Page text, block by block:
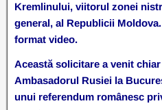
Kremlinului, viitorul zonei
general, al Republicii
format video.
Această solicitare a venit
Ambasadorul Rusiei la
unui referendum românesc